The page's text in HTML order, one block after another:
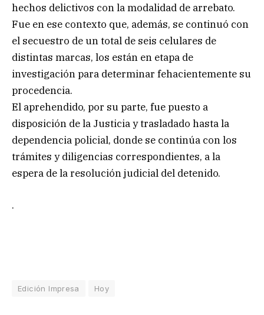
hechos delictivos con la modalidad de arrebato.
Fue en ese contexto que, además, se continuó con
el secuestro de un total de seis celulares de
distintas marcas, los están en etapa de
investigación para determinar fehacientemente su
procedencia.
El aprehendido, por su parte, fue puesto a
disposición de la Justicia y trasladado hasta la
dependencia policial, donde se continúa con los
trámites y diligencias correspondientes, a la
espera de la resolución judicial del detenido.
.
Edición Impresa Hoy